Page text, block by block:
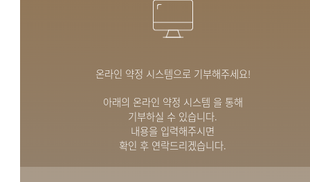
온라인 약정 시스템으로 기부해주세요!
아래의 온라인 약정 시스템 을 통해
기부하실 수 있습니다.
내용을 입력해주시면
확인 후 연락드리겠습니다.